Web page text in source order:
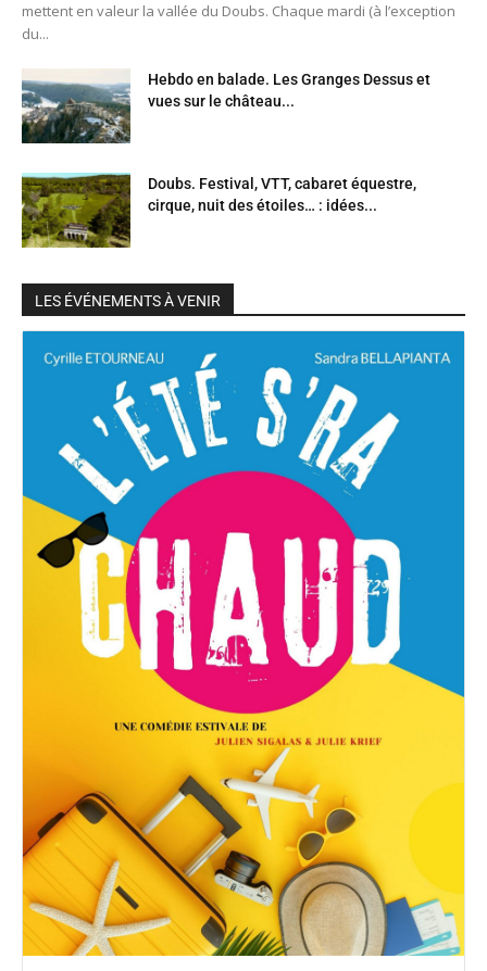
mettent en valeur la vallée du Doubs. Chaque mardi (à l’exception
du...
Hebdo en balade. Les Granges Dessus et
vues sur le château...
Doubs. Festival, VTT, cabaret équestre,
cirque, nuit des étoiles… : idées...
LES ÉVÉNEMENTS À VENIR